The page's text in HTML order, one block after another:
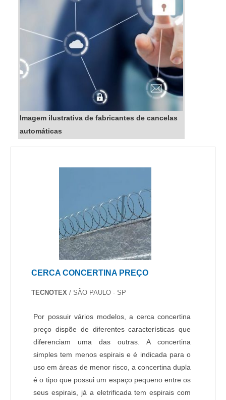
Imagem ilustrativa de fabricantes de cancelas
automáticas
CERCA CONCERTINA PREÇO
TECNOTEX / SÃO PAULO - SP
Por possuir vários modelos, a cerca concertina
preço dispõe de diferentes características que
diferenciam uma das outras. A concertina
simples tem menos espirais e é indicada para o
uso em áreas de menor risco, a concertina dupla
é o tipo que possui um espaço pequeno entre os
seus espirais, já a eletrificada tem espirais com